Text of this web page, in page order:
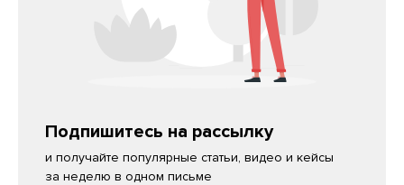
Подпишитесь на рассылку
и получайте популярные статьи, видео и кейсы
за неделю в одном письме